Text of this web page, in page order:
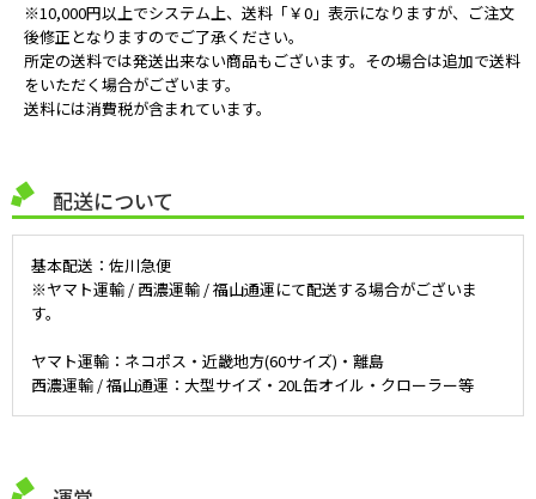
※10,000円以上でシステム上、送料「￥0」表示になりますが、ご注文
後修正となりますのでご了承ください。
所定の送料では発送出来ない商品もございます。その場合は追加で送料
をいただく場合がございます。
送料には消費税が含まれています。
配送について
基本配送：佐川急便
※ヤマト運輸 / 西濃運輸 / 福山通運にて配送する場合がございま
す。
ヤマト運輸：ネコポス・近畿地方(60サイズ)・離島
西濃運輸 / 福山通運：大型サイズ・20L缶オイル・クローラー等